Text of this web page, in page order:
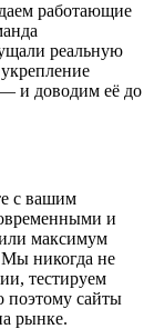
работающие
реальную
и доводим её до
с вашим
и
максимум
Мы никогда не
тестируем
поэтому сайты
рынке.